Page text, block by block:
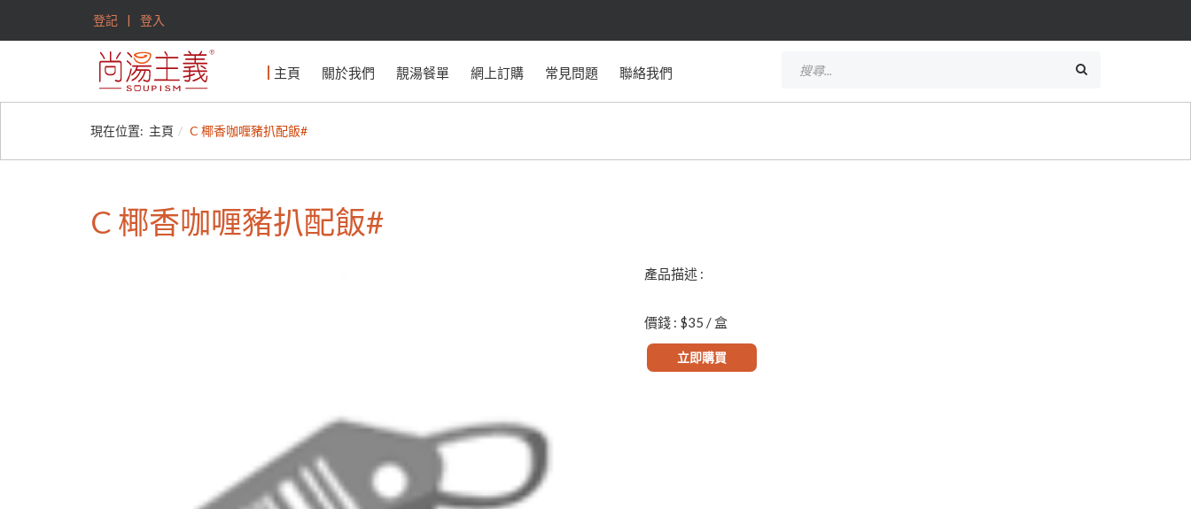
登記 登入
主頁 關於我們 靚湯餐單 網上訂購 常見問題 聯絡我們
現在位置: 主頁 C 椰香咖喱豬扒配飯#
C 椰香咖喱豬扒配飯#
產品描述 :
價錢 : $35 / 盒
立即購買